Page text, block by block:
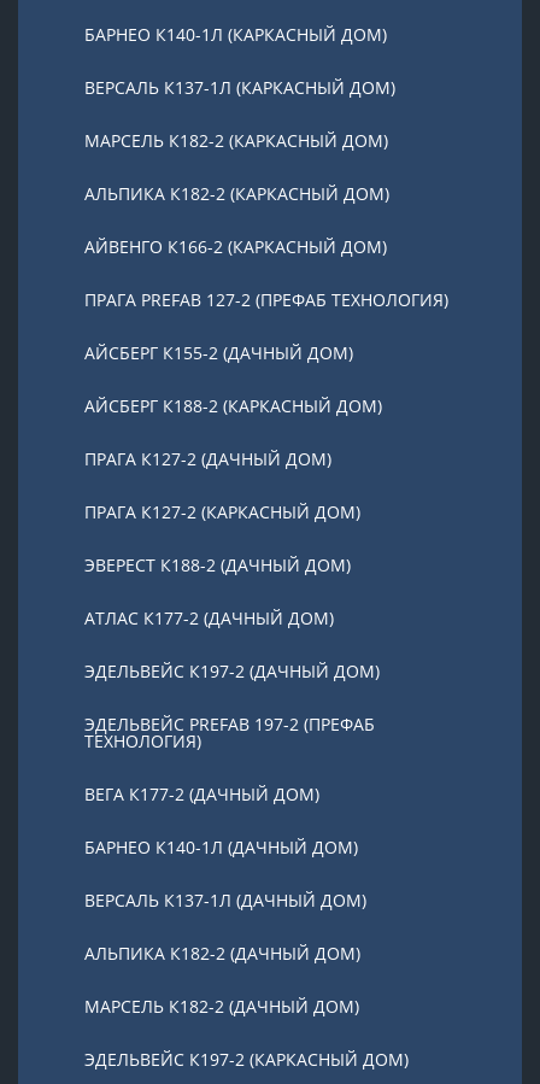
БАРНЕО К140-1Л (КАРКАСНЫЙ ДОМ)
ВЕРСАЛЬ К137-1Л (КАРКАСНЫЙ ДОМ)
МАРСЕЛЬ К182-2 (КАРКАСНЫЙ ДОМ)
АЛЬПИКА К182-2 (КАРКАСНЫЙ ДОМ)
АЙВЕНГО К166-2 (КАРКАСНЫЙ ДОМ)
ПРАГА PREFAB 127-2 (ПРЕФАБ ТЕХНОЛОГИЯ)
АЙСБЕРГ К155-2 (ДАЧНЫЙ ДОМ)
АЙСБЕРГ К188-2 (КАРКАСНЫЙ ДОМ)
ПРАГА К127-2 (ДАЧНЫЙ ДОМ)
ПРАГА К127-2 (КАРКАСНЫЙ ДОМ)
ЭВЕРЕСТ К188-2 (ДАЧНЫЙ ДОМ)
АТЛАС К177-2 (ДАЧНЫЙ ДОМ)
ЭДЕЛЬВЕЙС К197-2 (ДАЧНЫЙ ДОМ)
ЭДЕЛЬВЕЙС PREFAB 197-2 (ПРЕФАБ
ТЕХНОЛОГИЯ)
ВЕГА К177-2 (ДАЧНЫЙ ДОМ)
БАРНЕО К140-1Л (ДАЧНЫЙ ДОМ)
ВЕРСАЛЬ К137-1Л (ДАЧНЫЙ ДОМ)
АЛЬПИКА К182-2 (ДАЧНЫЙ ДОМ)
МАРСЕЛЬ К182-2 (ДАЧНЫЙ ДОМ)
ЭДЕЛЬВЕЙС К197-2 (КАРКАСНЫЙ ДОМ)